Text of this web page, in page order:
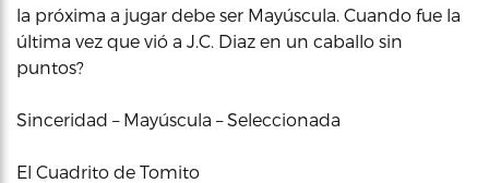
la próxima a jugar debe ser Mayúscula. Cuando fue la
última vez que vió a J.C. Diaz en un caballo sin
puntos?
Sinceridad – Mayúscula – Seleccionada
El Cuadrito de Tomito